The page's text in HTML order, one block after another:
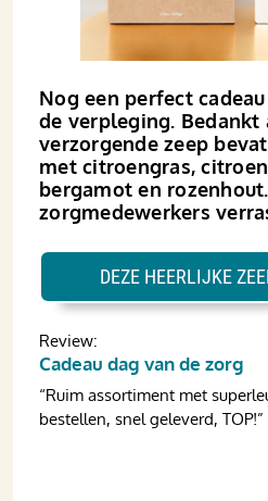
Nog een perfect
de verpleging. Bedankt
verzorgende zeep
met citroengras,
bergamot en
zorgmedewerkers
Review:
Cadeau dag van de zorg
“Ruim assortiment met
bestellen, snel geleverd, TOP!”
DEZE HEERLIJKE